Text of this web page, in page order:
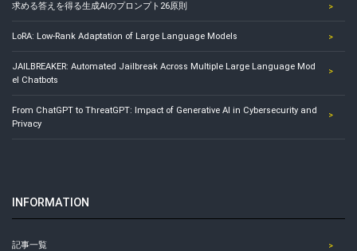
求める答えを得る生成AIのプロンプト26原則
LoRA: Low-Rank Adaptation of Large Language Models
JAILBREAKER: Automated Jailbreak Across Multiple Large Language Mod
el Chatbots
From ChatGPT to ThreatGPT: Impact of Generative AI in Cybersecurity and
Privacy
INFORMATION
記事一覧